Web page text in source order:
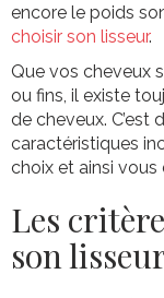
encore le poids
choisir son lisseur.
Que vos cheveux
ou fins, il existe
de cheveux. C’est
caractéristiques
choix et ainsi
Les
son